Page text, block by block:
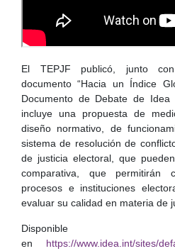
El TEPJF publicó, junto
documento “Hacia un Índice
Documento de Debate de Idea
incluye una propuesta de
diseño normativo, de
sistema de resolución de
de justicia electoral, que
comparativa, que permitirán
procesos e instituciones
evaluar su calidad en materia de
Disponible
en https://www.idea.int/sites/